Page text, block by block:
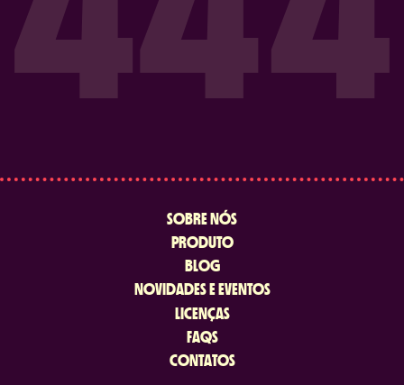
SOBRE NÓS
PRODUTO
BLOG
NOVIDADES E EVENTOS
LICENÇAS
FAQS
CONTATOS